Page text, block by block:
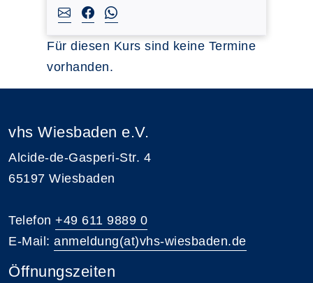
Für diesen Kurs sind keine Termine
vorhanden.
vhs Wiesbaden e.V.
Alcide-de-Gasperi-Str. 4
65197 Wiesbaden
Telefon +49 611 9889 0
E-Mail: anmeldung(at)vhs-wiesbaden.de
Öffnungszeiten